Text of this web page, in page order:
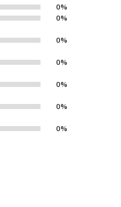
0%
0%
0%
0%
0%
0%
0%